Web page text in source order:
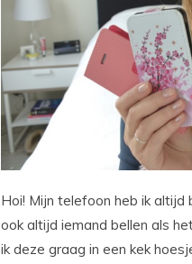
Hoi! Mijn telefoon heb ik altijd
ook altijd iemand bellen als
ik deze graag in een kek